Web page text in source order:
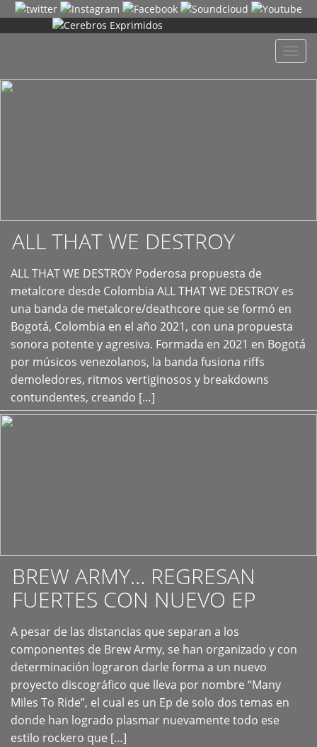
ALL THAT WE DESTROY
ALL THAT WE DESTROY Poderosa propuesta de
metalcore desde Colombia ALL THAT WE DESTROY es
una banda de metalcore/deathcore que se formó en
Bogotá, Colombia en el año 2021, con una propuesta
sonora potente y agresiva. Formada en 2021 en Bogotá
por músicos venezolanos, la banda fusiona riffs
demoledores, ritmos vertiginosos y breakdowns
contundentes, creando […]
+
BREW ARMY… REGRESAN
FUERTES CON NUEVO EP
A pesar de las distancias que separan a los
componentes de Brew Army, se han organizado y con
determinación lograron darle forma a un nuevo
proyecto discográfico que lleva por nombre “Many
Miles To Ride”, el cual es un Ep de solo dos temas en
donde han logrado plasmar nuevamente todo ese
estilo rockero que […]
+